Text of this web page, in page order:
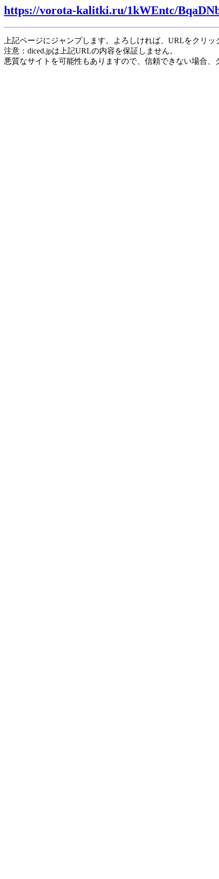
https://vorota-kalitki.ru/1kWEntc/
上記ページにジャンプします。よろしければ、URLをクリ
注意：diced.jpは上記URLの内容を保証しません。
悪質なサイトを可能性もありますので、信頼できない場合、